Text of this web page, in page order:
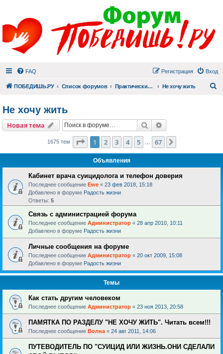
FAQ Вход
Регистрация
ПОБЕДИШЬ.РУ Список форумов Практический раздел Не хочу жить
Не хочу жить
Новая тема Поиск
1675 тем Страница из 67
1 2 3 4 5 67
Объявления
Кабинет врача суицидолога и телефон доверия
Последнее сообщение Ewe « 23 фев 2018, 15:18
Добавлено в форуме Радость жизни
Ответы: 5
Связь с администрацией форума
Последнее сообщение Администратор « 28 апр 2010, 10:11
Добавлено в форуме Радость жизни
Личные сообщения на форуме
Последнее сообщение Администратор « 20 окт 2009, 15:08
Добавлено в форуме Радость жизни
Темы
Как стать другим человеком
Последнее сообщение Администратор « 23 ноя 2013, 20:58
ПАМЯТКА ПО РАЗДЕЛУ "НЕ ХОЧУ ЖИТЬ". Читать всем!!!
Последнее сообщение Волна « 24 авг 2011, 14:06
ПУТЕВОДИТЕЛЬ ПО "СУИЦИД ИЛИ ЖИЗНЬ.ОНИ СДЕЛАЛИ